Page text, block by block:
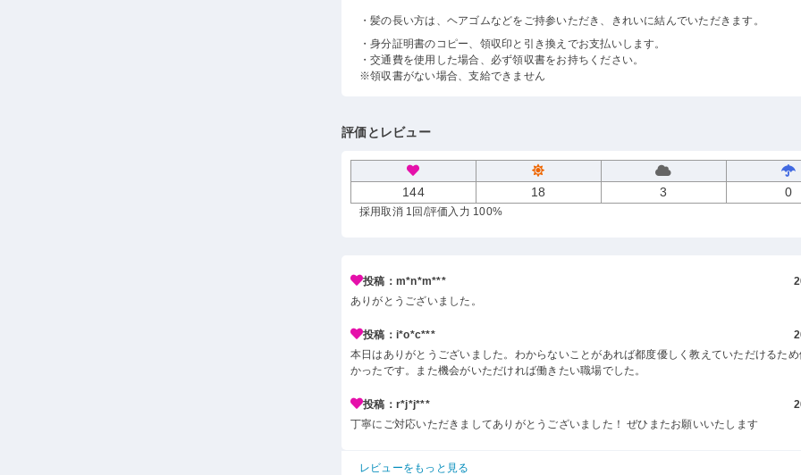
・髪の長い方は、ヘアゴムなどをご持参いただき、きれいに結んでいただきます。
・身分証明書のコピー、領収印と引き換えでお支払いします。
・交通費を使用した場合、必ず領収書をお持ちください。
※領収書がない場合、支給できません
評価とレビュー
144 18 3 0
採用取消 1回 /評価入力 100%
投稿：m*n*m***
ありがとうございました。
投稿：i*o*c***
本日はありがとうございました。わからないことがあれば都度優しく教えていただけるた
かったです。また機会がいただければ働きたい職場でした。
投稿：r*j*j***
丁寧にご対応いただきましてありがとうございました！ ぜひまたお願いいたします
レビューをもっと見る